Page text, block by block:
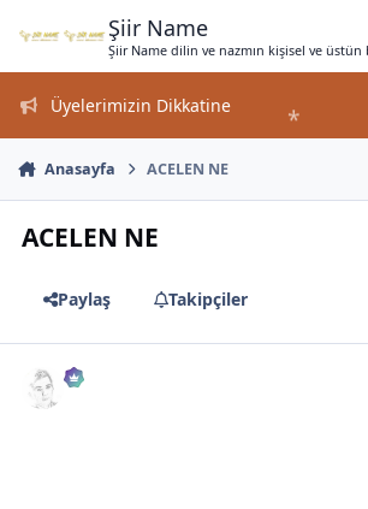
Şiir Name
Şiir Name dilin ve nazmın kişisel ve
Üyelerimizin Dikkatine
Anasayfa ACELEN NE
ACELEN NE
Paylaş Takipçiler